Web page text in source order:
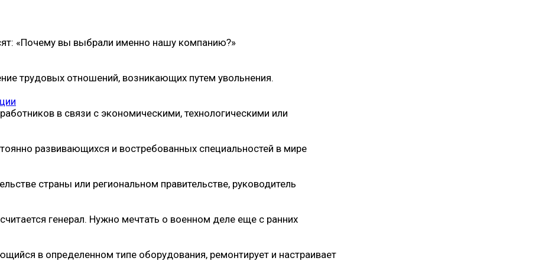
«Почему вы выбрали именно нашу компанию?»
трудовых отношений, возникающих путем увольнения.
в связи с экономическими, технологическими или
развивающихся и востребованных специальностей в мире
страны или региональном правительстве, руководитель
генерал. Нужно мечтать о военном деле еще с ранних
в определенном типе оборудования, ремонтирует и настраивает